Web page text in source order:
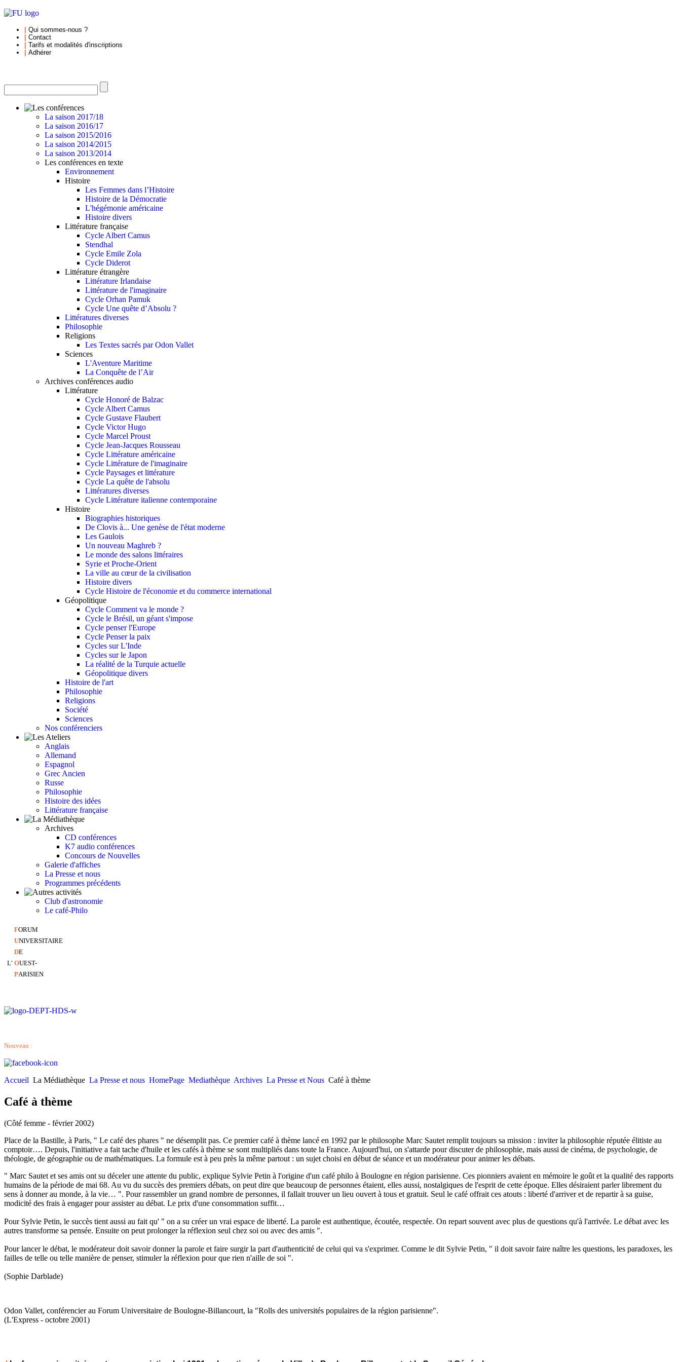
Qui sommes-nous ?
Contact
Tarifs et modalités d'inscriptions
Adhérer
La saison 2017/18
La saison 2016/17
La saison 2015/2016
La saison 2014/2015
La saison 2013/2014
Les conférences en texte
Environnement
Histoire
Les Femmes dans l’Histoire
Histoire de la Démocratie
L'hégémonie américaine
Histoire divers
Littérature française
Cycle Albert Camus
Stendhal
Cycle Emile Zola
Cycle Diderot
Littérature étrangère
Littérature Irlandaise
Littérature de l'imaginaire
Cycle Orhan Pamuk
Cycle Une quête d’Absolu ?
Littératures diverses
Philosophie
Religions
Les Textes sacrés par Odon Vallet
Sciences
L'Aventure Maritime
La Conquête de l’Air
Archives conférences audio
Littérature
Cycle Honoré de Balzac
Cycle Albert Camus
Cycle Gustave Flaubert
Cycle Victor Hugo
Cycle Marcel Proust
Cycle Jean-Jacques Rousseau
Cycle Littérature américaine
Cycle Littérature de l'imaginaire
Cycle Paysages et littérature
Cycle La quête de l'absolu
Littératures diverses
Cycle Littérature italienne contemporaine
Histoire
Biographies historiques
De Clovis à... Une genèse de l'état moderne
Les Gaulois
Un nouveau Maghreb ?
Le monde des salons littéraires
Syrie et Proche-Orient
La ville au cœur de la civilisation
Histoire divers
Cycle Histoire de l'économie et du commerce international
Géopolitique
Cycle Comment va le monde ?
Cycle le Brésil, un géant s'impose
Cycle penser l'Europe
Cycle Penser la paix
Cycles sur L'Inde
Cycles sur le Japon
La réalité de la Turquie actuelle
Géopolitique divers
Histoire de l'art
Philosophie
Religions
Société
Sciences
Nos conférenciers
Anglais
Allemand
Espagnol
Grec Ancien
Russe
Philosophie
Histoire des idées
Littérature française
Archives
CD conférences
K7 audio conférences
Concours de Nouvelles
Galerie d'affiches
La Presse et nous
Programmes précédents
Club d'astronomie
Le café-Philo
FORUM
UNIVERSITAIRE
DE
L' OUEST-
PARISIEN
Nouveau :
Accueil La Médiathèque La Presse et nous HomePage Mediathèque Archives La Presse et Nous Café à thème
Café à thème
(Côté femme - février 2002)
Place de la Bastille, à Paris, " Le café des phares " ne désemplit pas. Ce premier café à thème lancé en 1992 par le philosophe Marc Sautet remplit toujours sa mission : inviter la philosophie réputée élitiste au
comptoir…. Depuis, l'initiative a fait tache d'huile et les cafés à thème se sont multipliés dans toute la France. Aujourd'hui, on s'attarde pour discuter de philosophie, mais aussi de cinéma, de psychologie, de
théologie, de géographie ou de mathématiques. La formule est à peu près la même partout : un sujet choisi en début de séance et un modérateur pour animer les débats.
" Marc Sautet et ses amis ont su déceler une attente du public, explique Sylvie Petin à l'origine d'un café philo à Boulogne en région parisienne. Ces pionniers avaient en mémoire le goût et la qualité des rapports
humains de la période de mai 68. Au vu du succès des premiers débats, on peut dire que beaucoup de personnes étaient, elles aussi, nostalgiques de l'esprit de cette époque. Elles désiraient parler librement du
sens à donner au monde, à la vie… ". Pour rassembler un grand nombre de personnes, il fallait trouver un lieu ouvert à tous et gratuit. Seul le café offrait ces atouts : liberté d'arriver et de repartir à sa guise,
modicité des frais à engager pour assister au débat. Le prix d'une consommation suffit…
Pour Sylvie Petin, le succès tient aussi au fait qu' " on a su créer un vrai espace de liberté. La parole est authentique, écoutée, respectée. On repart souvent avec plus de questions qu'à l'arrivée. Le débat avec les
autres transforme sa pensée. Ensuite on peut prolonger la réflexion seul chez soi ou avec des amis ".
Pour lancer le débat, le modérateur doit savoir donner la parole et faire surgir la part d'authenticité de celui qui va s'exprimer. Comme le dit Sylvie Petin, " il doit savoir faire naître les questions, les paradoxes, les
failles de telle ou telle manière de penser, stimuler la réflexion pour que rien n'aille de soi ".
(Sophie Darblade)
Odon Vallet, conférencier au Forum Universitaire de Boulogne-Billancourt, la "Rolls des universités populaires de la région parisienne".
(L'Express - octobre 2001)